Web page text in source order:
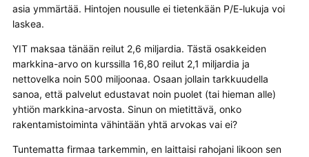
asia ymmärtää. Hintojen nousulle ei tietenkään P/E-lukuja voi
laskea.
YIT maksaa tänään reilut 2,6 miljardia. Tästä osakkeiden
markkina-arvo on kurssilla 16,80 reilut 2,1 miljardia ja
nettovelka noin 500 miljoonaa. Osaan jollain tarkkuudella
sanoa, että palvelut edustavat noin puolet (tai hieman alle)
yhtiön markkina-arvosta. Sinun on mietittävä, onko
rakentamistoiminta vähintään yhtä arvokas vai ei?
Tuntematta firmaa tarkemmin, en laittaisi rahojani likoon sen